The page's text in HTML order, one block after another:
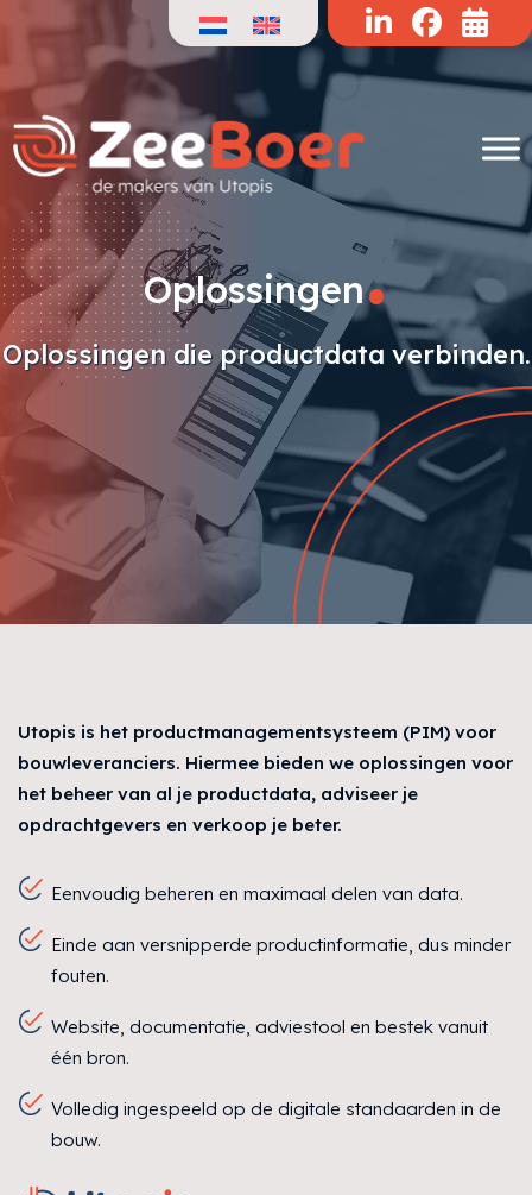
inhoud
Oplossingen.
Oplossingen die productdata verbinden.
Utopis is het productmanagementsysteem (PIM) voor
bouwleveranciers. Hiermee bieden we oplossingen voor
het beheer van al je productdata, adviseer je
opdrachtgevers en verkoop je beter.
Eenvoudig beheren en maximaal delen van data.
Einde aan versnipperde productinformatie, dus minder
fouten.
Website, documentatie, adviestool en bestek vanuit
één bron.
Volledig ingespeeld op de digitale standaarden in de
bouw.